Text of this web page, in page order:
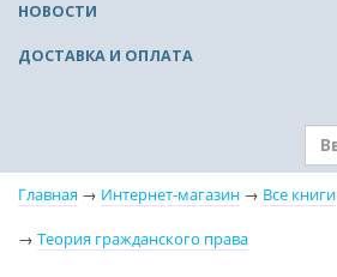
НОВОСТИ
ДОСТАВКА И ОПЛАТА
Главная → Интернет-магазин → Все книги
→ Теория гражданского права